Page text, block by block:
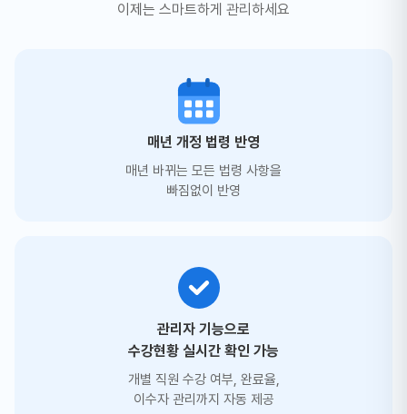
이제는 스마트하게 관리하세요
매년 개정 법령 반영
매년 바뀌는 모든 법령 사항을
빠짐없이 반영
관리자 기능으로
수강현황 실시간 확인 가능
개별 직원 수강 여부, 완료율,
이수자 관리까지 자동 제공